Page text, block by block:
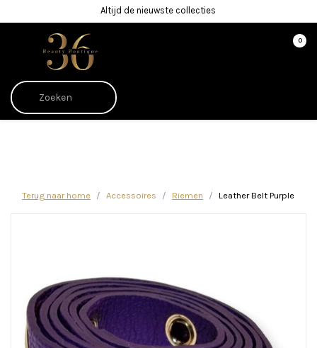
Altijd de nieuwste collecties
0
Terug naar home Accessoires Riemen Leather Belt Purple